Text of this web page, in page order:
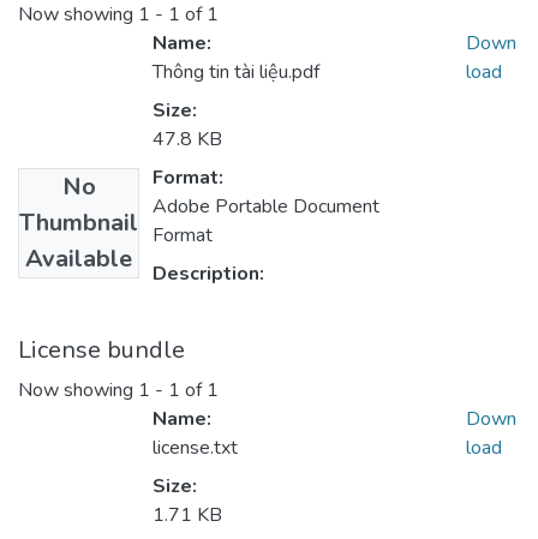
Now showing 1 - 1 of 1
No
Thumbnail
Available
Name:
Thông tin tài liệu.pdf
Size:
47.8 KB
Format:
Adobe Portable Document
Format
Description:
Down
load
License bundle
Now showing 1 - 1 of 1
Name:
license.txt
Size:
1.71 KB
Down
load